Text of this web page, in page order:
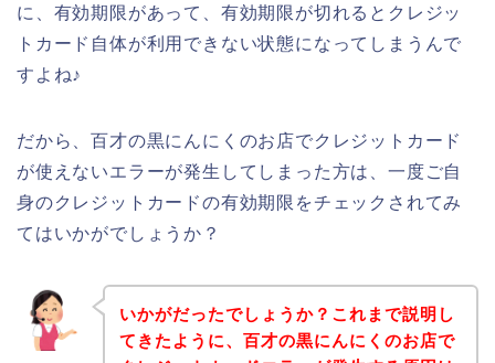
に、有効期限があって、有効期限が切れるとクレジッ
トカード自体が利用できない状態になってしまうんで
すよね♪
だから、百才の黒にんにくのお店でクレジットカード
が使えないエラーが発生してしまった方は、一度ご自
身のクレジットカードの有効期限をチェックされてみ
てはいかがでしょうか？
いかがだったでしょうか？これまで説明し
てきたように、百才の黒にんにくのお店で